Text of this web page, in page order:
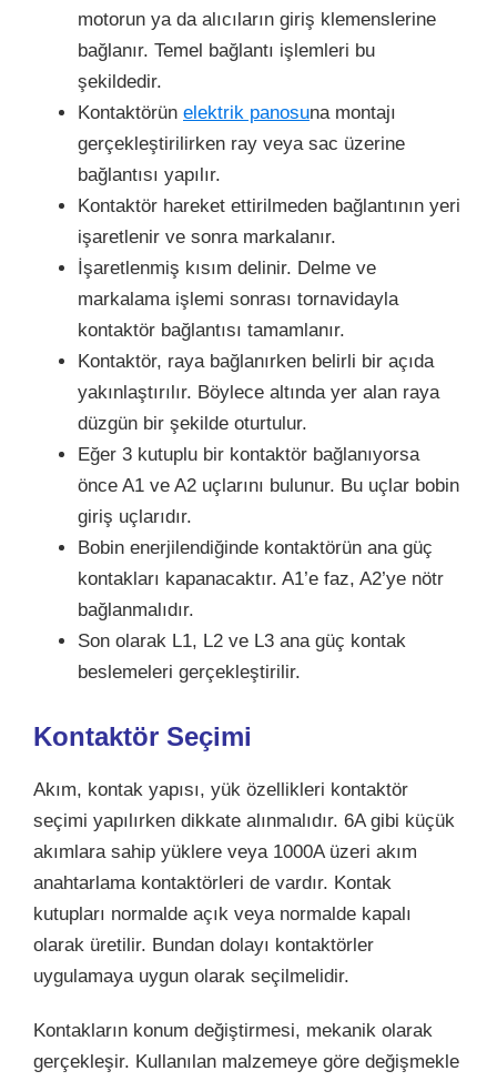
motorun ya da alıcıların giriş klemenslerine
bağlanır. Temel bağlantı işlemleri bu
şekildedir.
Kontaktörün elektrik panosuna montajı
gerçekleştirilirken ray veya sac üzerine
bağlantısı yapılır.
Kontaktör hareket ettirilmeden bağlantının yeri
işaretlenir ve sonra markalanır.
İşaretlenmiş kısım delinir. Delme ve
markalama işlemi sonrası tornavidayla
kontaktör bağlantısı tamamlanır.
Kontaktör, raya bağlanırken belirli bir açıda
yakınlaştırılır. Böylece altında yer alan raya
düzgün bir şekilde oturtulur.
Eğer 3 kutuplu bir kontaktör bağlanıyorsa
önce A1 ve A2 uçlarını bulunur. Bu uçlar bobin
giriş uçlarıdır.
Bobin enerjilendiğinde kontaktörün ana güç
kontakları kapanacaktır. A1’e faz, A2’ye nötr
bağlanmalıdır.
Son olarak L1, L2 ve L3 ana güç kontak
beslemeleri gerçekleştirilir.
Kontaktör Seçimi
Akım, kontak yapısı, yük özellikleri kontaktör
seçimi yapılırken dikkate alınmalıdır. 6A gibi küçük
akımlara sahip yüklere veya 1000A üzeri akım
anahtarlama kontaktörleri de vardır. Kontak
kutupları normalde açık veya normalde kapalı
olarak üretilir. Bundan dolayı kontaktörler
uygulamaya uygun olarak seçilmelidir.
Kontakların konum değiştirmesi, mekanik olarak
gerçekleşir. Kullanılan malzemeye göre değişmekle